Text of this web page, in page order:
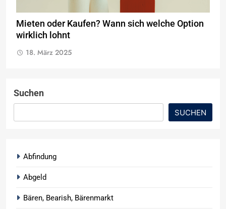
Mieten oder Kaufen? Wann sich welche Option
wirklich lohnt
18. März 2025
Suchen
SUCHEN
Abfindung
Abgeld
Bären, Bearish, Bärenmarkt